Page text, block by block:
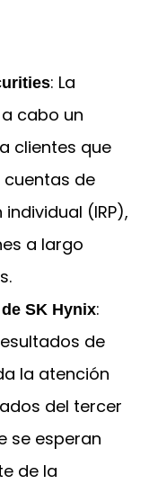
: La
cabo un
clientes que
de
(IRP),
a largo
SK Hynix:
de
la atención
del tercer
se esperan
de la